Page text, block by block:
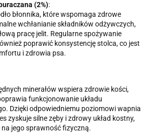
(2%):
błonnika, które wspomaga zdrowe
wchłanianie składników odżywczych,
pracę jelit. Regularne spożywanie
poprawić konsystencję stolca, co jest
i zdrowia psa.
minerałów wspiera zdrowie kości,
funkcjonowanie układu
Dzięki odpowiedniemu poziomowi wapnia
zyskuje silne zęby i zdrowy układ kostny,
na jego sprawność fizyczną.